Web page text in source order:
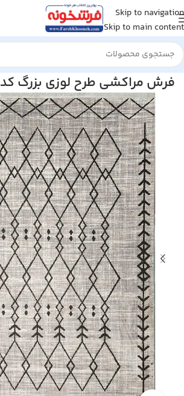
Skip to navigation
Skip to main content
خانه/فرش مراکشی
فرش مراکشی طرح لوزی بزرگ کد 441064